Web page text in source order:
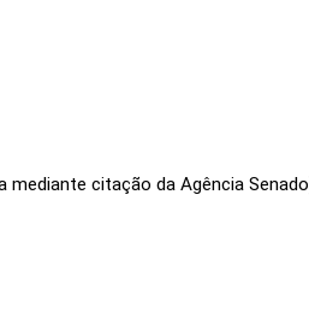
mediante citação da Agência